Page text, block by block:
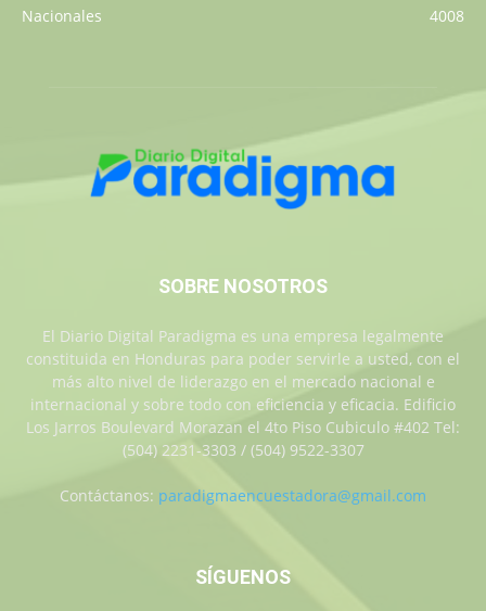
Nacionales
4008
SOBRE NOSOTROS
El Diario Digital Paradigma es una empresa legalmente
constituida en Honduras para poder servirle a usted, con el
más alto nivel de liderazgo en el mercado nacional e
internacional y sobre todo con eficiencia y eficacia. Edificio
Los Jarros Boulevard Morazan el 4to Piso Cubiculo #402 Tel:
(504) 2231-3303 / (504) 9522-3307
Contáctanos: paradigmaencuestadora@gmail.com
SÍGUENOS